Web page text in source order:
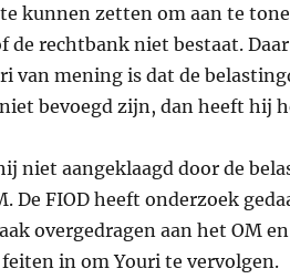
kunnen zetten om aan te
de rechtbank niet bestaat.
van mening is dat de
bevoegd zijn, dan heeft hij
niet aangeklaagd door de
De FIOD heeft onderzoek
overgedragen aan het OM
in om Youri te vervolgen.